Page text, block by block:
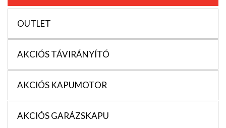
OUTLET
AKCIÓS TÁVIRÁNYÍTÓ
AKCIÓS KAPUMOTOR
AKCIÓS GARÁZSKAPU